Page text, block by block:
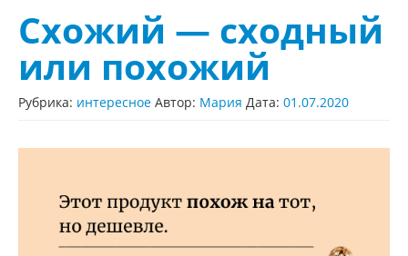
Схожий — сходный
или похожий
Рубрика: интересное Автор: Мария Дата: 01.07.2020